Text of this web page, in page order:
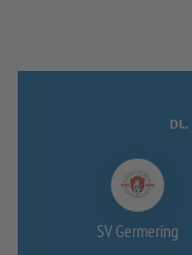
DI..
SV Germering